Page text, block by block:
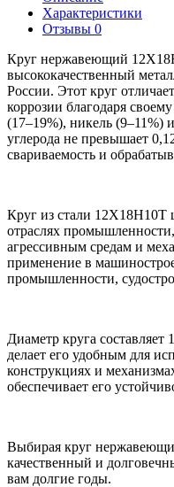
Характеристики
Отзывы 0
Круг нержавеющий
высококачественный
России. Этот круг
коррозии благодаря
(17–19%), никель (9–11%)
углерода не превышает
свариваемость и
Круг из стали 12Х18Н10Т
отраслях промышленности,
агрессивным средам и
применение в
промышленности,
Диаметр круга
делает его удобным для
конструкциях и
обеспечивает его
Выбирая круг
качественный и
вам долгие годы.